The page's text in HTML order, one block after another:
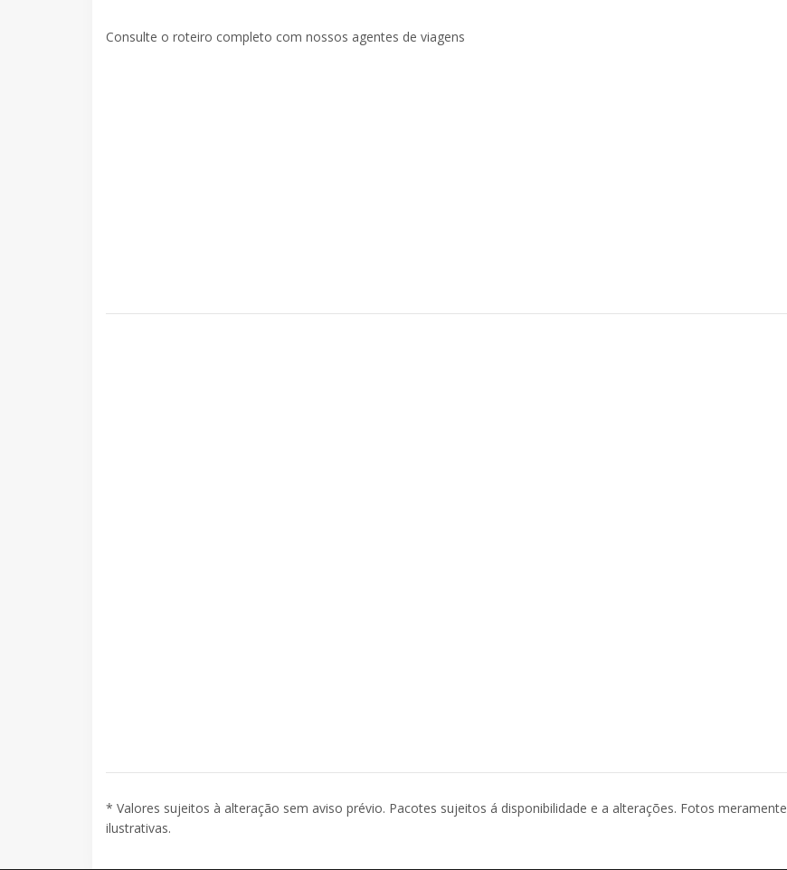
Consulte o roteiro completo com nossos agentes de viagens
* Valores sujeitos à alteração sem aviso prévio. Pacotes sujeitos á disponibilidade e a alterações. Fotos meramente
ilustrativas.